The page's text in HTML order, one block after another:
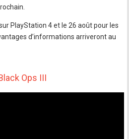
PlayStation 4 et le 26 août pour les
d’informations arriveront au
Ops III